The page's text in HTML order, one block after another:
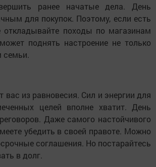
ранее начатые дела. День
для покупок. Поэтому, если есть
откладывайте походы по магазинам
поднять настроение не только
семьи.
вас из равновесия. Сил и энергии для
целей вполне хватит. День
Даже самого настойчивого
убедить в своей правоте. Можно
соглашения. Но постарайтесь
в долг.